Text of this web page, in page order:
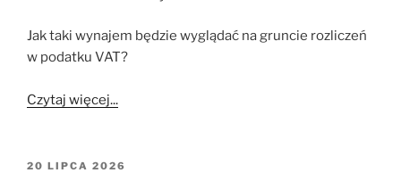
Jak taki wynajem będzie wyglądać na gruncie rozliczeń
w podatku VAT?
Czytaj więcej...
OPUBLIKOWANE
20 LIPCA 2026